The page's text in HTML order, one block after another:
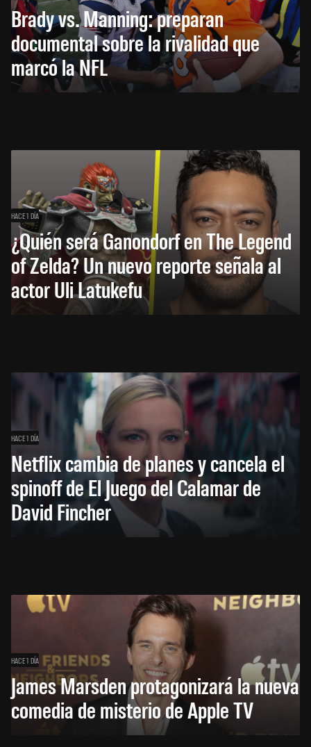
Brady vs. Manning: preparan
documental sobre la rivalidad que
marcó la NFL
HACE 1 DÍA
¿Quién será Ganondorf en The Legend
of Zelda? Un nuevo reporte señala al
actor Uli Latukefu
HACE 1 DÍA
Netflix cambia de planes y cancela el
spinoff de El Juego del Calamar de
David Fincher
HACE 1 DÍA
James Marsden protagonizará la nueva
comedia de misterio de Apple TV